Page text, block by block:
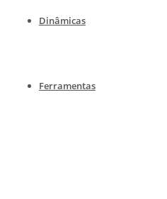
Dinâmicas
Ferramentas